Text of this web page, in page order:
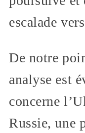
escalade
De notre
analyse est
concerne
Russie, une